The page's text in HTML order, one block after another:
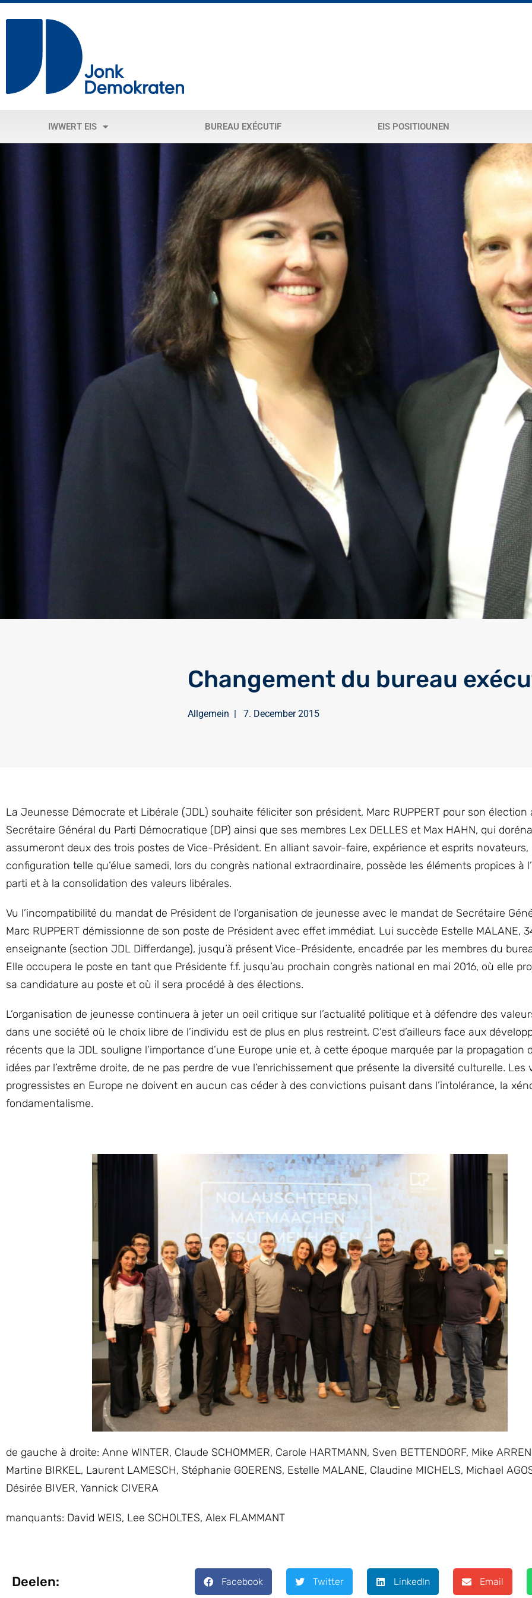
IWWERT EIS BUREAU EXÉCUTIF EIS POSITIOUNEN
Changement du bureau
Allgemein | 7. December 2015
La Jeunesse Démocrate et Libérale (JDL) souhaite féliciter son président, Marc RUPPERT pour son élection
Secrétaire Général du Parti Démocratique (DP) ainsi que ses membres Lex DELLES et Max HAHN, qui
assumeront deux des trois postes de Vice-Président. En alliant savoir-faire, expérience et esprits novateurs,
configuration telle qu’élue samedi, lors du congrès national extraordinaire, possède les éléments propices à
parti et à la consolidation des valeurs libérales.
Vu l’incompatibilité du mandat de Président de l’organisation de jeunesse avec le mandat de Secrétaire
Marc RUPPERT démissionne de son poste de Président avec effet immédiat. Lui succède Estelle MALANE,
enseignante (section JDL Differdange), jusqu’à présent Vice-Présidente, encadrée par les membres du
Elle occupera le poste en tant que Présidente f.f. jusqu’au prochain congrès national en mai 2016, où elle
sa candidature au poste et où il sera procédé à des élections.
L’organisation de jeunesse continuera à jeter un oeil critique sur l’actualité politique et à défendre des
dans une société où le choix libre de l’individu est de plus en plus restreint. C’est d’ailleurs face aux
récents que la JDL souligne l’importance d’une Europe unie et, à cette époque marquée par la propagation
idées par l’extrême droite, de ne pas perdre de vue l’enrichissement que présente la diversité culturelle. Les
progressistes en Europe ne doivent en aucun cas céder à des convictions puisant dans l’intolérance, la
fondamentalisme.
de gauche à droite: Anne WINTER, Claude SCHOMMER, Carole HARTMANN, Sven BETTENDORF, Mike
Martine BIRKEL, Laurent LAMESCH, Stéphanie GOERENS, Estelle MALANE, Claudine MICHELS, Michael
Désirée BIVER, Yannick CIVERA
manquants: David WEIS, Lee SCHOLTES, Alex FLAMMANT
Deelen: Facebook Twitter LinkedIn Email